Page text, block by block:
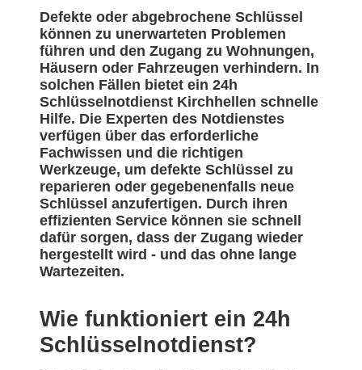
Defekte oder abgebrochene Schlüssel
können zu unerwarteten Problemen
führen und den Zugang zu Wohnungen,
Häusern oder Fahrzeugen verhindern. In
solchen Fällen bietet ein 24h
Schlüsselnotdienst Kirchhellen schnelle
Hilfe. Die Experten des Notdienstes
verfügen über das erforderliche
Fachwissen und die richtigen
Werkzeuge, um defekte Schlüssel zu
reparieren oder gegebenenfalls neue
Schlüssel anzufertigen. Durch ihren
effizienten Service können sie schnell
dafür sorgen, dass der Zugang wieder
hergestellt wird - und das ohne lange
Wartezeiten.
Wie funktioniert ein 24h
Schlüsselnotdienst?